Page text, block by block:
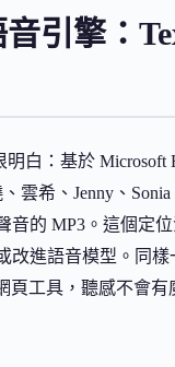
引擎：
白：基於 Microsoft
雲希、Jenny、
音的 MP3。這個定
進語音模型。同樣
頁工具，聽感不會